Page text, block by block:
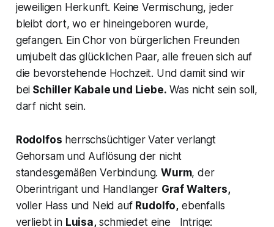
jeweiligen Herkunft. Keine Vermischung, jeder
bleibt dort, wo er hineingeboren wurde,
gefangen. Ein Chor von bürgerlichen Freunden
umjubelt das glücklichen Paar, alle freuen sich auf
die bevorstehende Hochzeit. Und damit sind wir
bei Schiller Kabale und Liebe. Was nicht sein soll,
darf nicht sein.
Rodolfos herrschsüchtiger Vater verlangt
Gehorsam und Auflösung der nicht
standesgemäßen Verbindung.Wurm, der
Oberintrigant und Handlanger Graf Walters,
voller Hass und Neid auf Rudolfo, ebenfalls
verliebt in Luisa,schmiedet eine Intrige: